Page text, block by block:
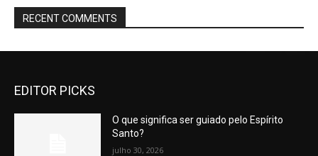
RECENT COMMENTS
EDITOR PICKS
O que significa ser guiado pelo Espírito
Santo?
julho 30, 2026